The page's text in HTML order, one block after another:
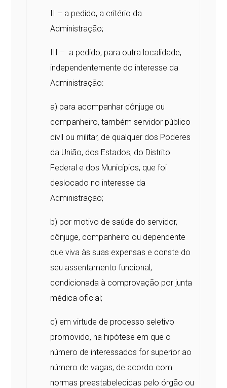
II – a pedido, a critério da
Administração;
III – a pedido, para outra localidade,
independentemente do interesse da
Administração:
a) para acompanhar cônjuge ou
companheiro, também servidor público
civil ou militar, de qualquer dos Poderes
da União, dos Estados, do Distrito
Federal e dos Municípios, que foi
deslocado no interesse da
Administração;
b) por motivo de saúde do servidor,
cônjuge, companheiro ou dependente
que viva às suas expensas e conste do
seu assentamento funcional,
condicionada à comprovação por junta
médica oficial;
c) em virtude de processo seletivo
promovido, na hipótese em que o
número de interessados for superior ao
número de vagas, de acordo com
normas preestabelecidas pelo órgão ou